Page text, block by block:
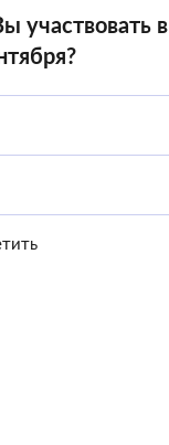
участвовать в